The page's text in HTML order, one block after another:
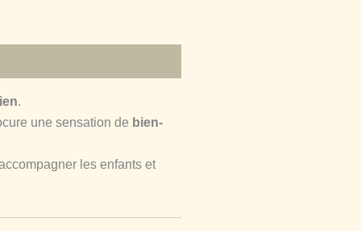
.
une sensation de bien-
les enfants et